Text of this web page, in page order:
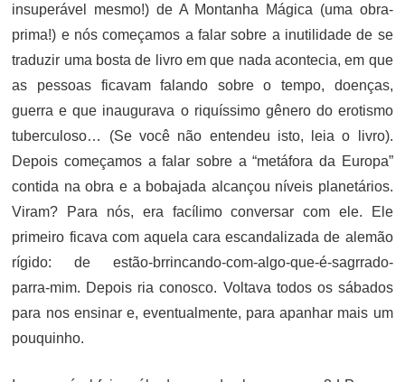
insuperável mesmo!) de A Montanha Mágica (uma obra-
prima!) e nós começamos a falar sobre a inutilidade de se
traduzir uma bosta de livro em que nada acontecia, em que
as pessoas ficavam falando sobre o tempo, doenças,
guerra e que inaugurava o riquíssimo gênero do erotismo
tuberculoso… (Se você não entendeu isto, leia o livro).
Depois começamos a falar sobre a “metáfora da Europa”
contida na obra e a bobajada alcançou níveis planetários.
Viram? Para nós, era facílimo conversar com ele. Ele
primeiro ficava com aquela cara escandalizada de alemão
rígido: de estão-brrincando-com-algo-que-é-sagrrado-
parra-mim. Depois ria conosco. Voltava todos os sábados
para nos ensinar e, eventualmente, para apanhar mais um
pouquinho.